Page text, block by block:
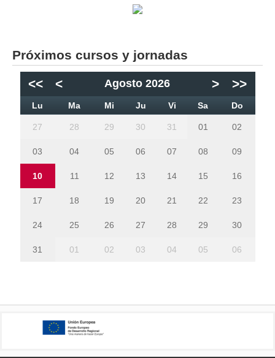
Próximos cursos y jornadas
<< < Agosto 2026 > >>
Lu Ma Mi Ju Vi Sa Do
27 28 29 30 31 01 02
03 04 05 06 07 08 09
10 11 12 13 14 15 16
17 18 19 20 21 22 23
24 25 26 27 28 29 30
31 01 02 03 04 05 06